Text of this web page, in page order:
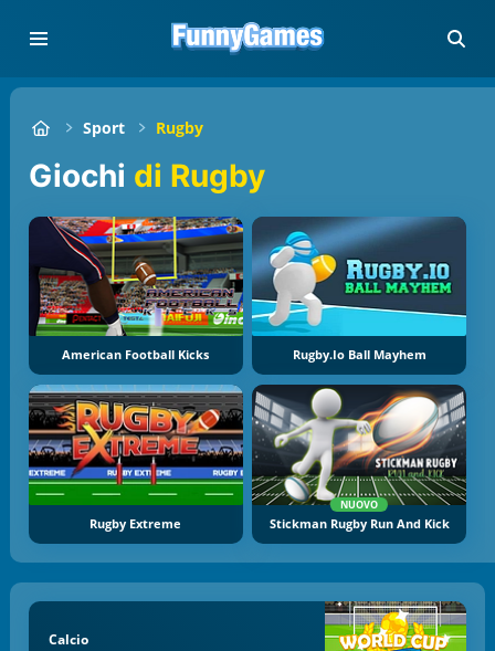
Sport Rugby
Giochi di Rugby
American Football Kicks Rugby.io Ball Mayhem
Rugby Extreme
NUOVO
Stickman Rugby Run And Kick
Calcio